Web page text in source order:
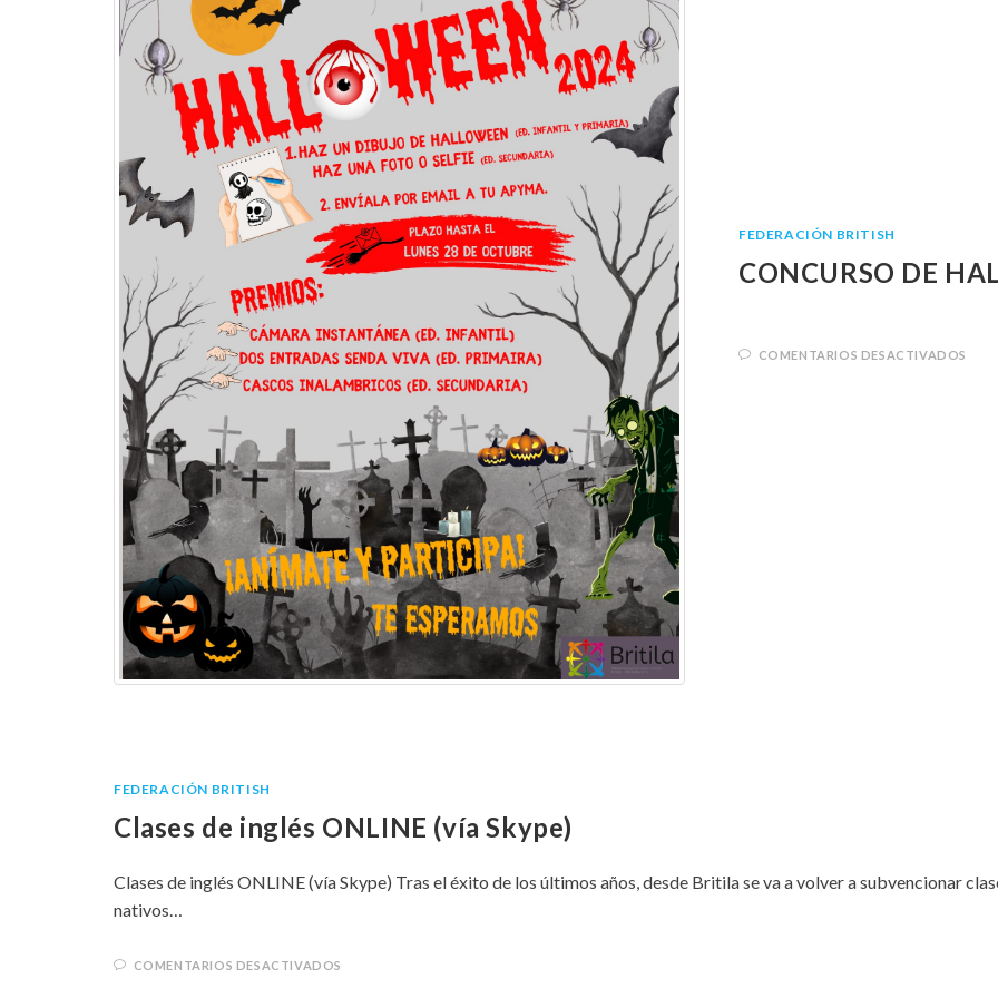
FEDERACIÓN BRITISH
CONCURSO DE
COMENTARIOS DESACTIVADOS
FEDERACIÓN BRITISH
Clases de inglés ONLINE (vía Skype)
Clases de inglés ONLINE (vía Skype) Tras el éxito de los últimos años, desde Britila se va a volver a subvencionar
nativos…
COMENTARIOS DESACTIVADOS